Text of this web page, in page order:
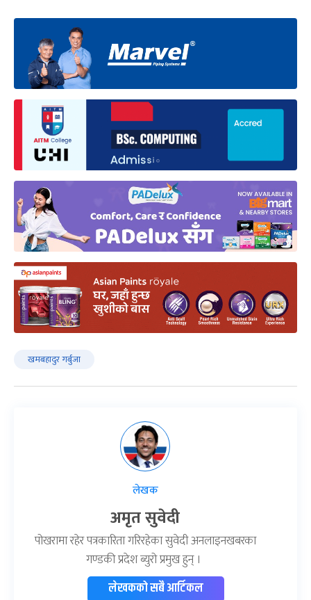
खमबहादुर गर्बुजा
लेखक
अमृत सुवेदी
पोखरामा रहेर पत्रकारिता गरिरहेका सुवेदी अनलाइनखबरका
गण्डकी प्रदेश ब्युरो प्रमुख हुन् ।
लेखकको सबै आर्टिकल